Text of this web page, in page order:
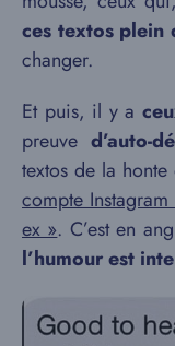
ces textos plein
changer.
Et puis, il y a
preuved’auto-
textos de la honte
compte
ex ». C’est en
l’humour est